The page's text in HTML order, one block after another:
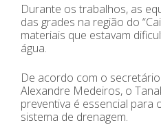
Durante os trabalhos, as
das grades na região do
materiais que estavam
água.
De acordo com o
Alexandre Medeiros, o
preventiva é essencial
sistema de drenagem.